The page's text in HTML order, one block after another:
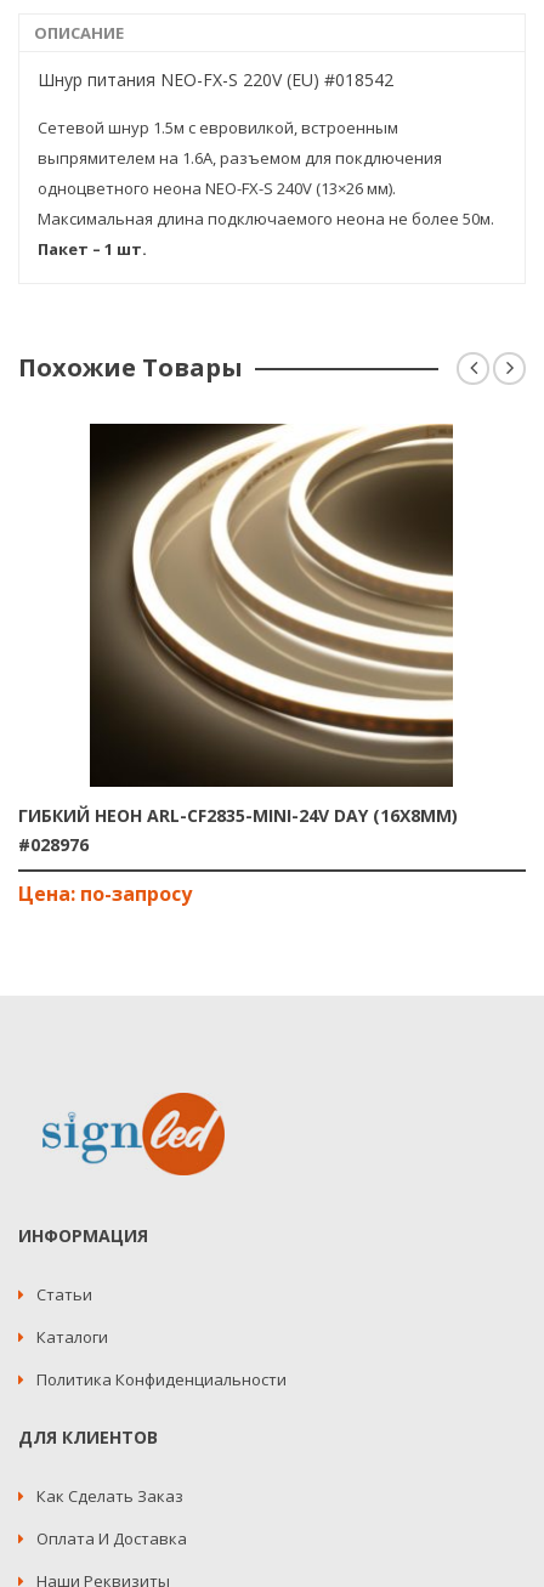
ОПИСАНИЕ
Шнур питания NEO-FX-S 220V (EU) #018542
Сетевой шнур 1.5м с евровилкой, встроенным
выпрямителем на 1.6А, разъемом для покдлючения
одноцветного неона NEO-FX-S 240V (13×26 мм).
Максимальная длина подключаемого неона не более 50м.
Пакет – 1 шт.
Похожие Товары
ГИБКИЙ НЕОН ARL-CF2835-MINI-24V DAY (16X8MM)
#028976
ИНФОРМАЦИЯ
Статьи
Каталоги
Политика Конфиденциальности
ДЛЯ КЛИЕНТОВ
Как Сделать Заказ
Оплата И Доставка
Наши Реквизиты